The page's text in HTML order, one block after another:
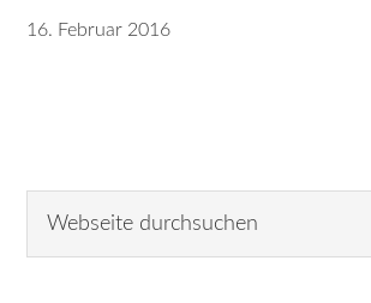
16. Februar 2016
Seitenspalte
durchsuchen